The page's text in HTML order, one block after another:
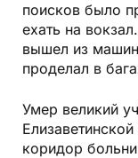
поисков было
ехать на
вышел из
проделал в
Умер великий
коридор